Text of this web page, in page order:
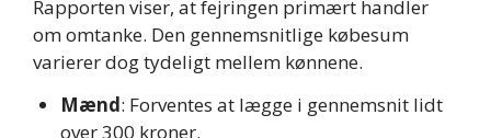
Rapporten viser, at fejringen primært handler
om omtanke. Den gennemsnitlige købesum
varierer dog tydeligt mellem kønnene.
Mænd: Forventes at lægge i gennemsnit lidt
over 300 kroner.